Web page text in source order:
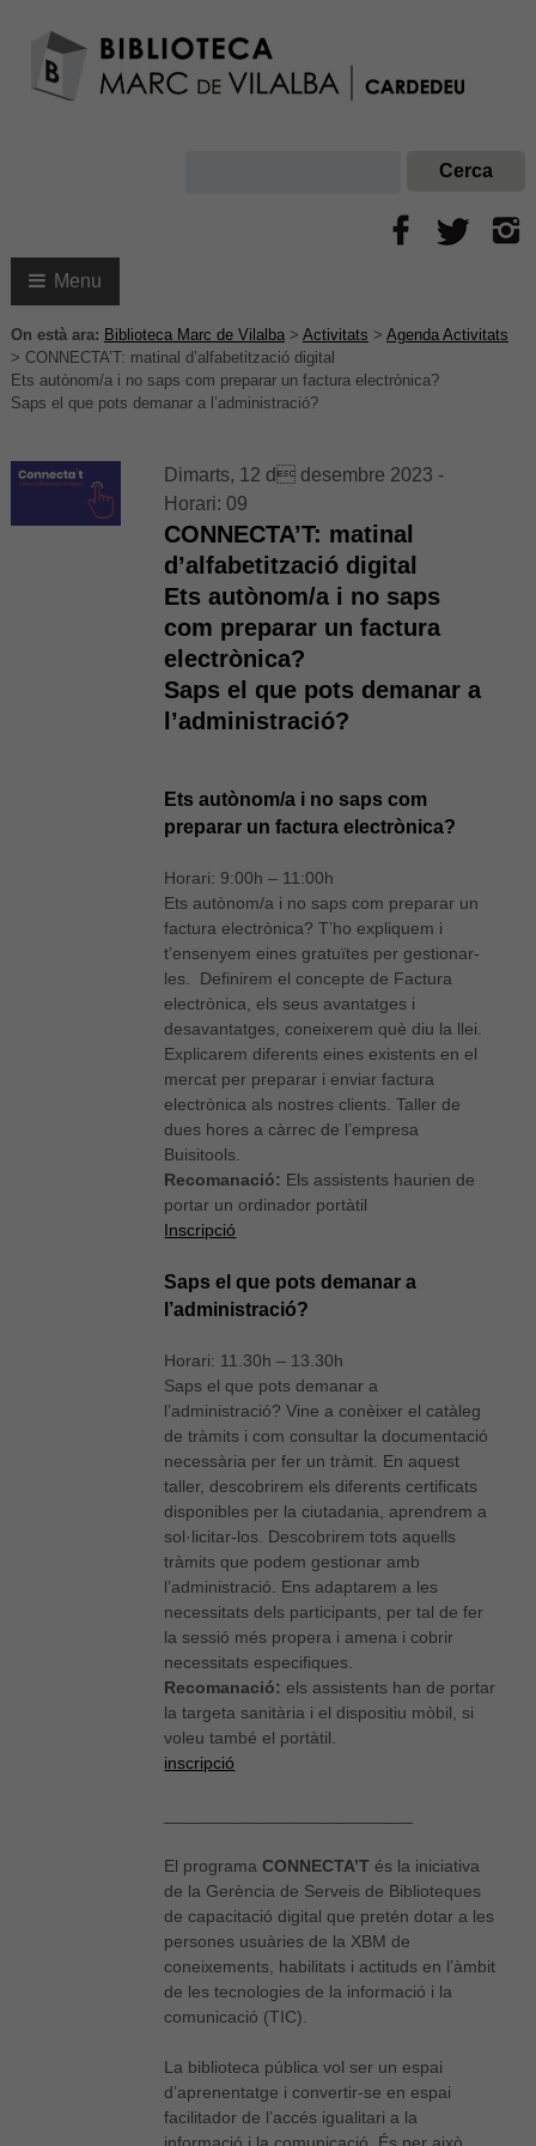
Menu
On està ara: Biblioteca Marc de Vilalba> Activitats > Agenda Activitats
> CONNECTA’T: matinal d’alfabetització digital
Ets autònom/a i no saps com preparar un factura electrònica?
Saps el que pots demanar a l’administració?
Dimarts, 12 d desembre 2023 -
Horari: 09
CONNECTA’T: matinal
d’alfabetització digital
Ets autònom/a i no saps
com preparar un factura
electrònica?
Saps el que pots demanar a
l’administració?
Ets autònom/a i no saps com
preparar un factura electrònica?
Horari: 9:00h – 11:00h
Ets autònom/a i no saps com preparar un
factura electrònica? T’ho expliquem i
t’ensenyem eines gratuïtes per gestionar-
les. Definirem el concepte de Factura
electrònica, els seus avantatges i
desavantatges, coneixerem què diu la llei.
Explicarem diferents eines existents en el
mercat per preparar i enviar factura
electrònica als nostres clients. Taller de
dues hores a càrrec de l’empresa
Buisitools.
Recomanació: Els assistents haurien de
portar un ordinador portàtil
Inscripció
Saps el que pots demanar a
l’administració?
Horari: 11.30h – 13.30h
Saps el que pots demanar a
l’administració? Vine a conèixer el catàleg
de tràmits i com consultar la documentació
necessària per fer un tràmit. En aquest
taller, descobrirem els diferents certificats
disponibles per la ciutadania, aprendrem a
sol·licitar-los. Descobrirem tots aquells
tràmits que podem gestionar amb
l’administració. Ens adaptarem a les
necessitats dels participants, per tal de fer
la sessió més propera i amena i cobrir
necessitats especifiques.
Recomanació: els assistents han de portar
la targeta sanitària i el dispositiu mòbil, si
voleu també el portàtil.
inscripció
El programaCONNECTA’T és la iniciativa
de la Gerència de Serveis de Biblioteques
de capacitació digital que pretén dotar a les
persones usuàries de la XBM de
coneixements, habilitats i actituds en l’àmbit
de les tecnologies de la informació i la
comunicació (TIC).
La biblioteca pública vol ser un espai
d’aprenentatge i convertir-se en espai
facilitador de l’accés igualitari a la
Necessàries
Aquestes